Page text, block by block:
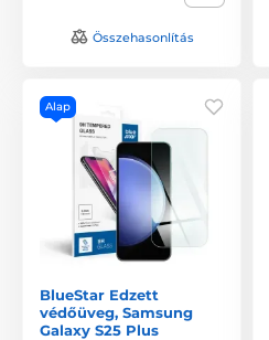
Összehasonlítás
Alap
BlueStar Edzett
védőüveg, Samsung
Galaxy S25 Plus